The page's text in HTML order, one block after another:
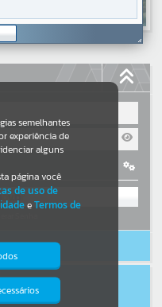
LOGIN
semelhantes
experiência de
alguns
página você
de uso de
eTermos de